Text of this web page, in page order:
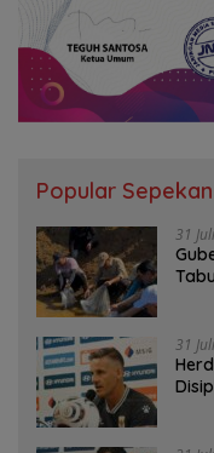
Popular Sepekan
31
31